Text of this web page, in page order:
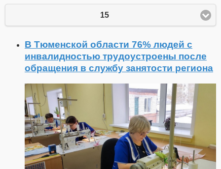
15
В Тюменской области 76% людей с
инвалидностью трудоустроены после
обращения в службу занятости региона